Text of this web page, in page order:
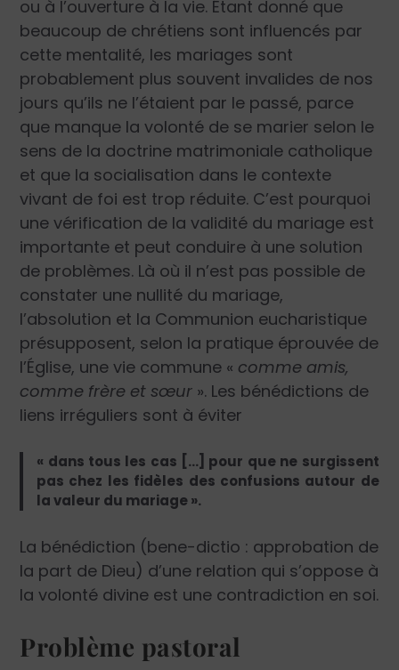
ou à l’ouverture à la vie. Étant donné que
beaucoup de chrétiens sont influencés par
cette mentalité, les mariages sont
probablement plus souvent invalides de nos
jours qu’ils ne l’étaient par le passé, parce
que manque la volonté de se marier selon le
sens de la doctrine matrimoniale catholique
et que la socialisation dans le contexte
vivant de foi est trop réduite. C’est pourquoi
une vérification de la validité du mariage est
importante et peut conduire à une solution
de problèmes. Là où il n’est pas possible de
constater une nullité du mariage,
l’absolution et la Communion eucharistique
présupposent, selon la pratique éprouvée de
l’Église, une vie commune « comme amis,
comme frère et sœur ». Les bénédictions de
liens irréguliers sont à éviter
« dans tous les cas […] pour que ne surgissent
pas chez les fidèles des confusions autour de
la valeur du mariage ».
La bénédiction (bene-dictio : approbation de
la part de Dieu) d’une relation qui s’oppose à
la volonté divine est une contradiction en soi.
Problème pastoral